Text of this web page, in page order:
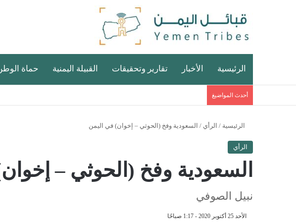
الرئيسية الأخبار تقارير وتحقيقات القبيلة اليمنية حماة
أحدث المواضيغ
الرئيسية / الرأي / السعودية وفخ (الحوثي – إخوان) في اليمن
الرأي
السعودية وفخ (الحوثي –
نبيل الصوفي
الأحد 25 أكتوبر 2020 - 1:17 صباحًا